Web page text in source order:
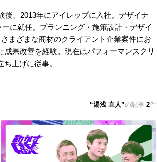
、2013年にアイレップに入社。デザイナ
に就任。プランニング・施策設計・デザイ
まざまな商材のクライアント企業案件にお
果改善を経験。現在はパフォーマンスクリ
上げに従事。
湯浅 直人 の記事 2件